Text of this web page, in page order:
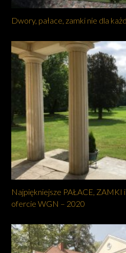
Dwory, pałace, zamki nie dla
Najpiękniejsze PAŁACE, ZAMKI
ofercie WGN – 2020